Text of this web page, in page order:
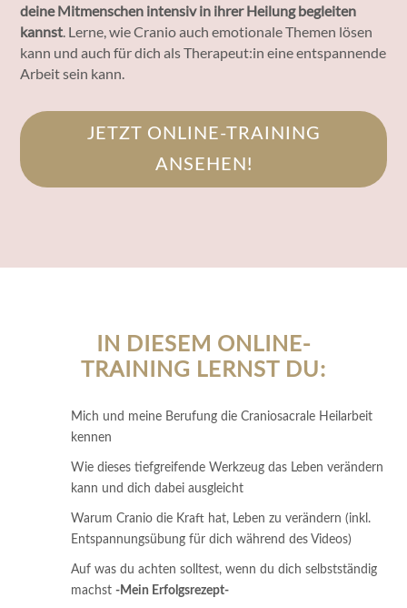
deine Mitmenschen intensiv in ihrer Heilung begleiten
kannst. Lerne, wie Cranio auch emotionale Themen lösen
kann und auch für dich als Therapeut:in eine entspannende
Arbeit sein kann.
JETZT ONLINE-TRAINING
ANSEHEN!
IN DIESEM ONLINE-
TRAINING LERNST DU:
Mich und meine Berufung die Craniosacrale Heilarbeit
kennen
Wie dieses tiefgreifende Werkzeug das Leben verändern
kann und dich dabei ausgleicht
Warum Cranio die Kraft hat, Leben zu verändern (inkl.
Entspannungsübung für dich während des Videos)
Auf was du achten solltest, wenn du dich selbstständig
machst -Mein Erfolgsrezept-